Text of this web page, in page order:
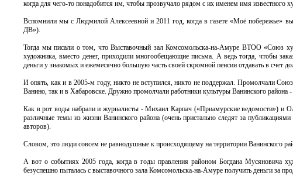
когда для чего-то понадобится им, чтобы прозвучало рядом с их именем имя известного
Вспомнили мы с Людмилой Алексеевной и 2011 год, когда в газете «Моё побережье»
ДВ»).
Тогда мы писали о том, что Выставочный зал Комсомольска-на-Амуре ВТОО «Союз
художника, вместо денег, приходили многообещающие письма. А ведь тогда, чтобы
деньги у знакомых и ежемесячно большую часть своей скромной пенсии отдавать в счет
И опять, как и в 2005-м году, никто не вступился, никто не поддержал. Промолчали
Ванино, так и в Хабаровске. Дружно промолчали работники культуры Ванинского района
Как в рот воды набрали и журналисты - Михаил Карпач («Приамурские ведомости») и
различные темы из жизни Ванинского района (очень пристально следят за
авторов).
Словом, это люди совсем не равнодушные к происходящему на территории Ванинского
А вот о событиях 2005 года, когда в годы правления районом Богдана Мусяновича
безуспешно пыталась с выставочного зала Комсомольска-на-Амуре получить деньги за